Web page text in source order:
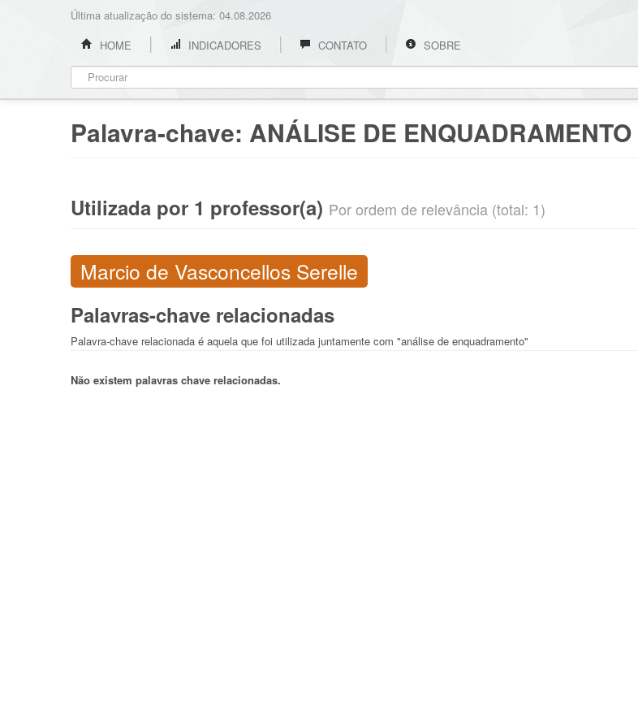
Última atualização do sistema: 04.08.2026
HOME
INDICADORES CONTATO SOBRE
Palavra-chave: ANÁLISE DE ENQUADRAMENTO
Utilizada por 1 professor(a) Por ordem de relevância (total: 1)
Marcio de Vasconcellos Serelle
Palavras-chave relacionadas
Palavra-chave relacionada é aquela que foi utilizada juntamente com "análise de enquadramento"
Não existem palavras chave relacionadas.